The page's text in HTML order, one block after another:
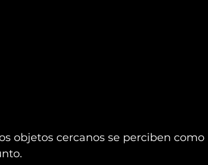
objetos cercanos se perciben